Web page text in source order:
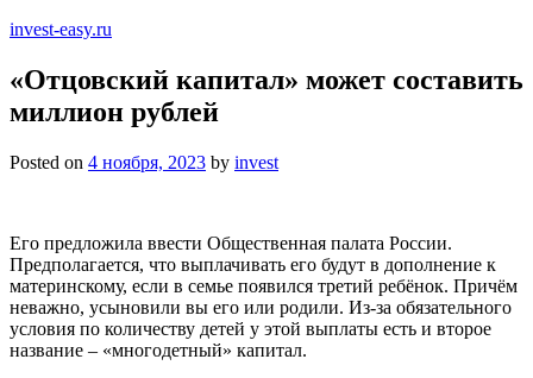
invest-easy.ru
«Отцовский капитал» может составить
миллион рублей
Posted on 4 ноября, 2023 by invest
Его предложила ввести Общественная палата России.
Предполагается, что выплачивать его будут в дополнение к
материнскому, если в семье появился третий ребёнок. Причём
неважно, усыновили вы его или родили. Из-за обязательного
условия по количеству детей у этой выплаты есть и второе
название – «многодетный» капитал.